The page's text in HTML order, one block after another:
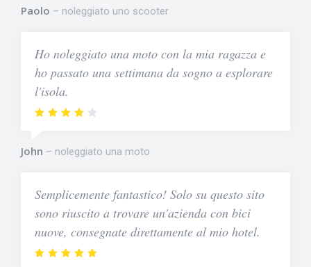
Paolo noleggiato uno scooter
Ho noleggiato una moto con la mia ragazza e
ho passato una settimana da sogno a esplorare
l'isola.
John noleggiato una moto
Semplicemente fantastico! Solo su questo sito
sono riuscito a trovare un'azienda con bici
nuove, consegnate direttamente al mio hotel.